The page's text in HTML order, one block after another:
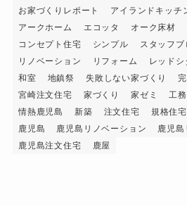
お家づくりレポート
アイランドキッチ
アークホーム
エコッタ オーク床材
コンセプト住宅
シンプル スタッフブ
リノベーション
リフォーム レッドシ
和室
地鎮祭 失敗しない家づくり
宮崎注文住宅
家づくり 家ゼミ 工
情熱鹿児島
新築 注文住宅 規格住宅
鹿児島
鹿児島リノベーション 鹿児島
鹿児島注文住宅
鹿屋